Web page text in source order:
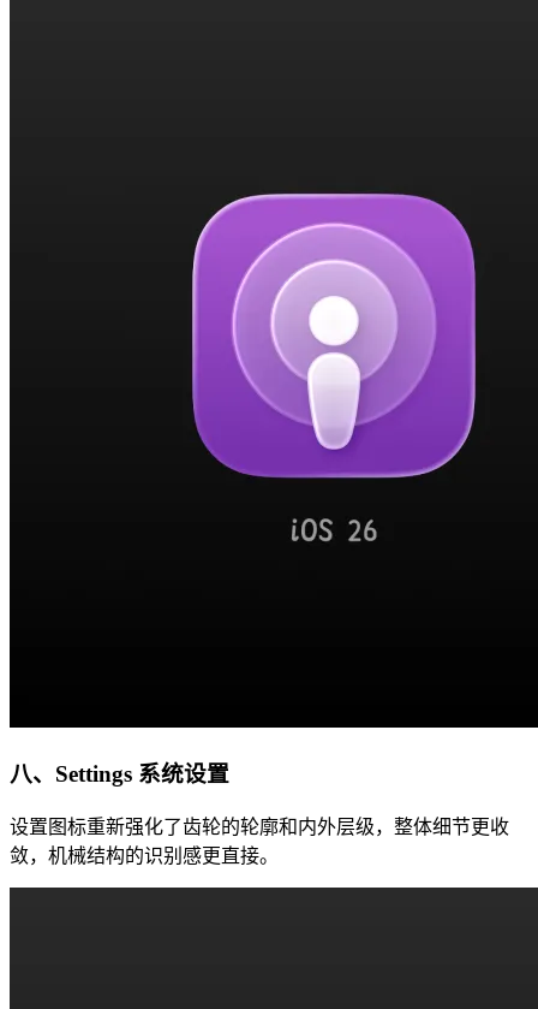
八、Settings 系统设置
设置图标重新强化了齿轮的轮廓和内外层级，整体细节更收
敛，机械结构的识别感更直接。